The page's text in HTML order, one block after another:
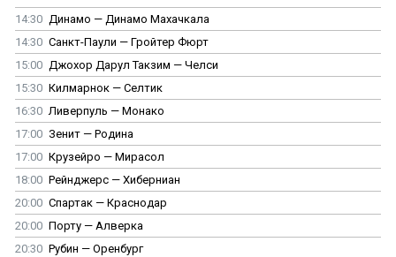
14:30 Динамо — Динамо Махачкала
14:30 Санкт-Паули — Гройтер Фюрт
15:00 Джохор Дарул Такзим — Челси
15:30 Килмарнок — Селтик
16:30 Ливерпуль — Монако
17:00 Зенит — Родина
17:00 Крузейро — Мирасол
18:00 Рейнджерс — Хиберниан
20:00 Спартак — Краснодар
20:00 Порту — Алверка
20:30 Рубин — Оренбург